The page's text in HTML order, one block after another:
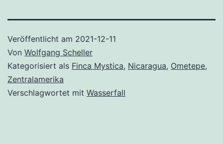
Veröffentlicht am 2021-12-11
Von Wolfgang Scheller
Kategorisiert als Finca Mystica, Nicaragua, Ometepe,
Zentralamerika
Verschlagwortet mit Wasserfall